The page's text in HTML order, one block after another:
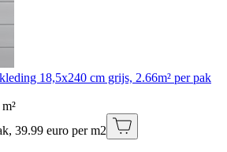
18,5x240 cm grijs, 2.66m² per pak
39.99 euro per m2